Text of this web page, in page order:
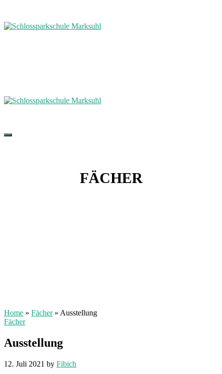
FÄCHER
Home » Fächer » Ausstellung
Fächer
Ausstellung
12. Juli 2021 by Fibich